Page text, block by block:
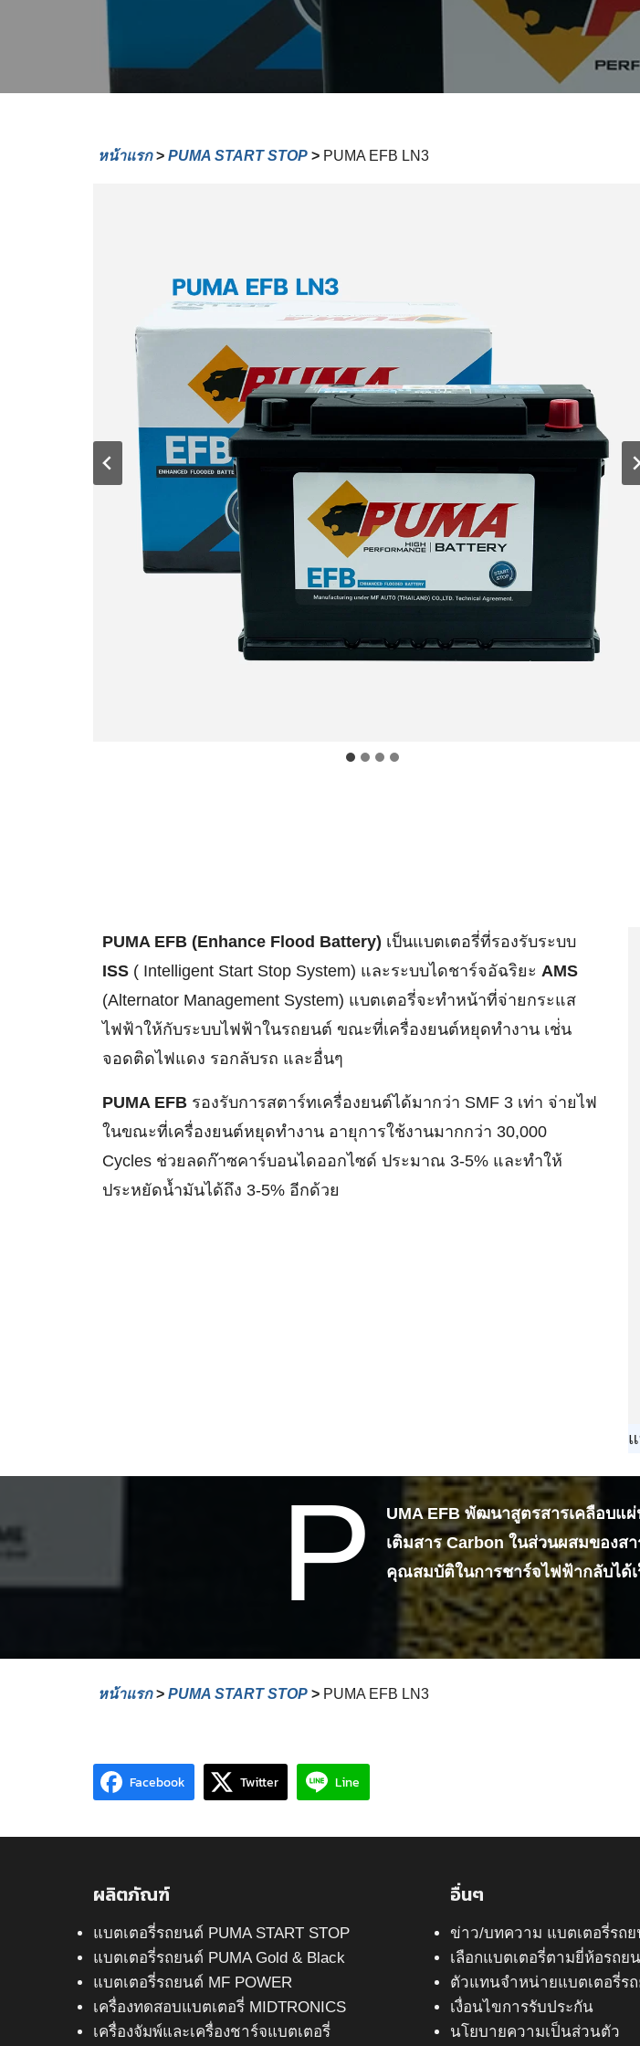
หน้าแรก> PUMA START STOP > PUMA EFB LN3
PUMA EFB (Enhance Flood Battery) เป็นแบตเตอรี่ที่รองรับระบบ
ISS ( Intelligent Start Stop System) และระบบไดชาร์จอัฉริยะ AMS
(Alternator Management System) แบตเตอรี่จะทำหน้าที่จ่ายกระแส
ไฟฟ้าให้กับระบบไฟฟ้าในรถยนต์ ขณะที่เครื่องยนต์หยุดทำงาน เช่่น
จอดติดไฟแดง รอกลับรถ และอื่นๆ
PUMA EFB รองรับการสตาร์ทเครื่องยนต์ได้มากว่า SMF 3 เท่า จ่ายไฟ
ในขณะที่เครื่องยนต์หยุดทำงาน อายุการใช้งานมากกว่า 30,000
Cycles ช่วยลดก๊าซคาร์บอนไดออกไซด์ ประมาณ 3-5% และทำให้
ประหยัดน้ำมันได้ถึง 3-5% อีกด้วย
P
UMA EFB พัฒนาสูตรสารเคลือบแ
เติมสาร Carbon ในส่วนผสมของส
คุณสมบัติในการชาร์จไฟฟ้ากลับได้
หน้าแรก> PUMA START STOP > PUMA EFB LN3
Facebook Twitter Line
ผลิตภัณฑ์
แบตเตอรี่รถยนต์ PUMA START STOP
แบตเตอรี่รถยนต์ PUMA Gold & Black
แบตเตอรี่รถยนต์ MF POWER
เครื่องทดสอบแบตเตอรี่ MIDTRONICS
เครื่องจัมพ์และเครื่องชาร์จแบตเตอรี่
อื่นๆ
ข่าว/บทความ แบตเตอรี่รถ
เลือกแบตเตอรี่ตามยี่ห้อรถย
ตัวแทนจำหน่ายแบตเตอรี่ร
เงื่อนไขการรับประกัน
นโยบายความเป็นส่วนตัว